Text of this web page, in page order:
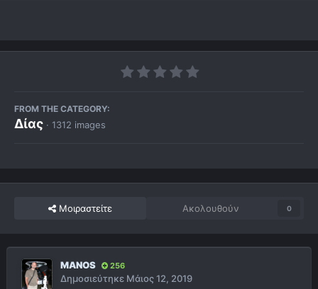
FROM THE CATEGORY:
Δίας · 1312 images
Μοιραστείτε Ακολουθούν 0
MANOS 256
Δημοσιεύτηκε Μάιος 12, 2019